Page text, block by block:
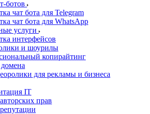
ботов
чат бота для Telegram
чат бота для WhatsApp
услуги
интерфейсов
и шоурилы
копирайтинг
для рекламы и бизнеса
IT
прав